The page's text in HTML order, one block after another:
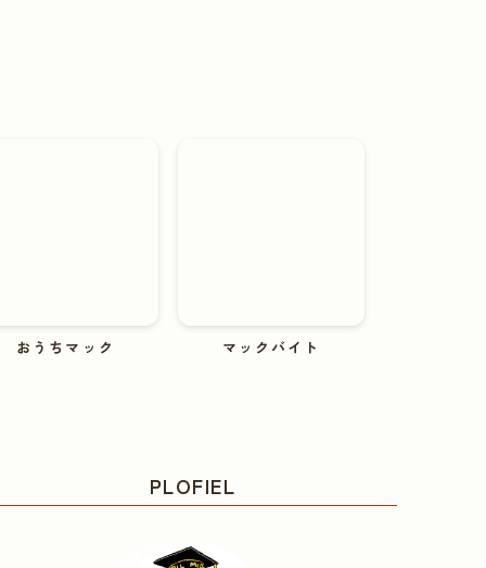
おうちマック マックバイト
PLOFIEL